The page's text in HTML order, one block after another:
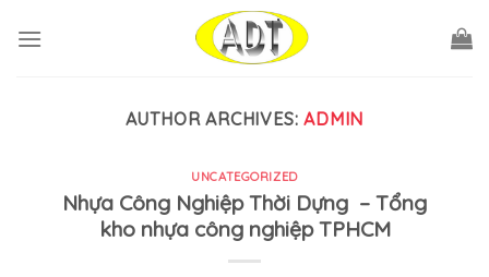
AUTHOR ARCHIVES:ADMIN
UNCATEGORIZED
Nhựa Công Nghiệp Thời Dựng – Tổng
kho nhựa công nghiệp TPHCM